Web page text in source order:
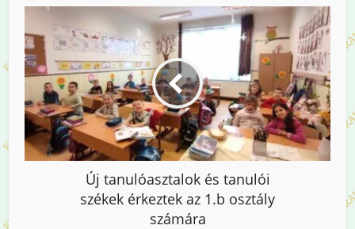
Új tanulóasztalok és tanulói
székek érkeztek az 1.b osztály
számára